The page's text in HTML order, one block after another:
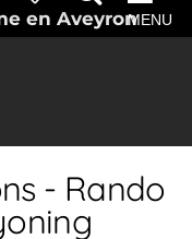
en AveyronMENU
- Rando